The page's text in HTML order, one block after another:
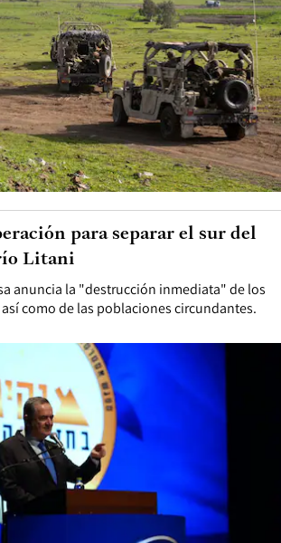
anuncia la "destrucción inmediata" de los
como de las poblaciones circundantes.
para separar el sur del
Litani